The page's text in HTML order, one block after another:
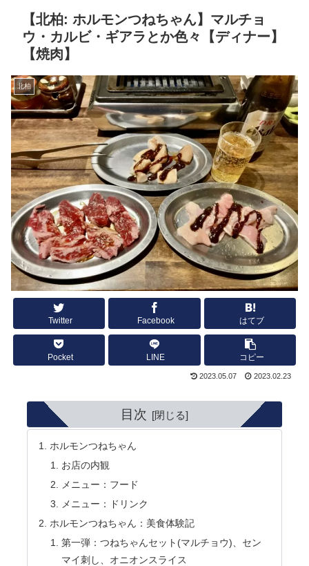
【北柏: ホルモンつねちゃん】マルチョ
ウ・カルビ・ギアラとか色々【ディナー】
【焼肉】
北柏
Twitter Facebook はてブ
Pocket LINE コピー
2023.05.07 2023.02.23
目次
ホルモンつねちゃん
お店の内観
メニュー：フード
メニュー：ドリンク
ホルモンつねちゃん：美食体験記
第一弾：つねちゃんセット(マルチョウ)、セン
マイ刺し、オニオンスライス